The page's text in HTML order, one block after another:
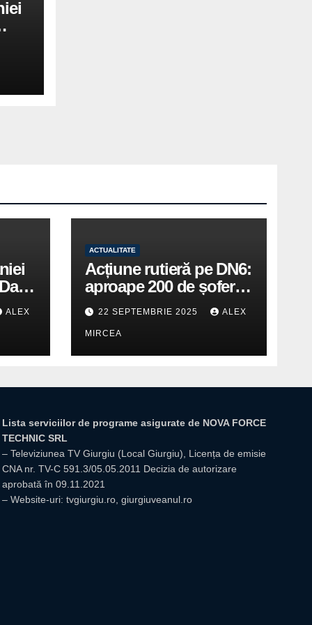
ALEX
ACTUALITATE
Acțiune rutieră pe DN6:
aproape 200 de șoferi
amendați de polițiștii
din Mihăilești
22 SEPTEMBRIE 2025 ALEX
MIRCEA
Lista serviciilor de programe asigurate de NOVA FORCE
TECHNIC SRL
– Televiziunea TV Giurgiu (Local Giurgiu), Licența de emisie
CNA nr. TV-C 591.3/05.05.2011 Decizia de autorizare
aprobată în 09.11.2021
– Website-uri: tvgiurgiu.ro, giurgiuveanul.ro